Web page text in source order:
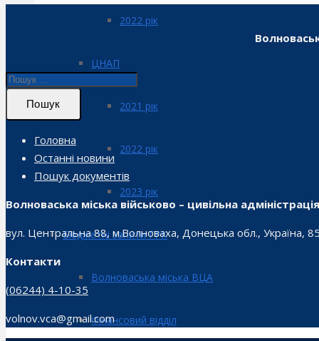
2022 рік
ЦНАП
2021 рік
2022 рік
2023 рік
Бюджетні запити ГРК
Волноваська міська ВЦА
Фінансовий відділ
Пошук
Головна
Останні новини
Пошук документів
Волноваська міська військово – цивільна адміністрація
вул. Центральна 88, м.Волноваха, Донецька обл., Україна,
Контакти
(06244) 4-10-35
volnov.vca@gmail.com